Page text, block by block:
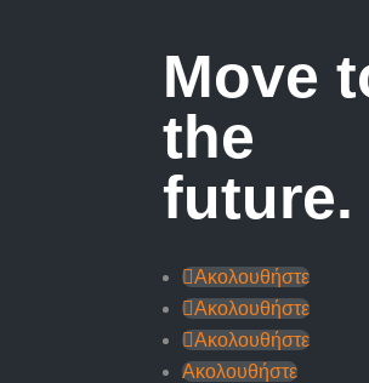
Move
the
future.
Ακολουθήστε
Ακολουθήστε
Ακολουθήστε
Ακολουθήστε